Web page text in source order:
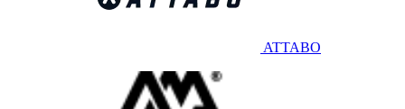
ATTABO